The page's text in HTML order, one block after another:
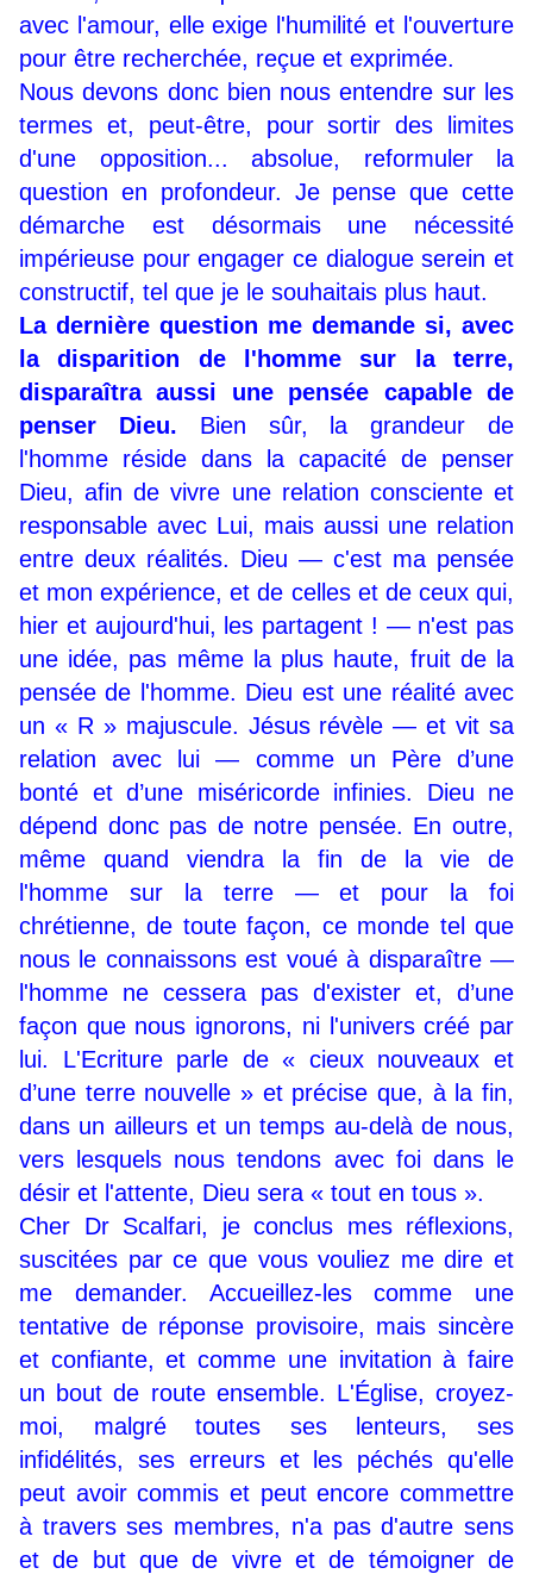
avec l'amour, elle exige l'humilité et l'ouverture
pour être recherchée, reçue et exprimée.
Nous devons donc bien nous entendre sur les
termes et, peut-être, pour sortir des limites
d'une opposition... absolue, reformuler la
question en profondeur. Je pense que cette
démarche est désormais une nécessité
impérieuse pour engager ce dialogue serein et
constructif, tel que je le souhaitais plus haut.
La dernière question me demande si, avec
la disparition de l'homme sur la terre,
disparaîtra aussi une pensée capable de
penser Dieu. Bien sûr, la grandeur de
l'homme réside dans la capacité de penser
Dieu, afin de vivre une relation consciente et
responsable avec Lui, mais aussi une relation
entre deux réalités. Dieu — c'est ma pensée
et mon expérience, et de celles et de ceux qui,
hier et aujourd'hui, les partagent ! — n'est pas
une idée, pas même la plus haute, fruit de la
pensée de l'homme. Dieu est une réalité avec
un « R » majuscule. Jésus révèle — et vit sa
relation avec lui — comme un Père d’une
bonté et d’une miséricorde infinies. Dieu ne
dépend donc pas de notre pensée. En outre,
même quand viendra la fin de la vie de
l'homme sur la terre — et pour la foi
chrétienne, de toute façon, ce monde tel que
nous le connaissons est voué à disparaître —
l'homme ne cessera pas d'exister et, d’une
façon que nous ignorons, ni l'univers créé par
lui. L'Ecriture parle de « cieux nouveaux et
d’une terre nouvelle » et précise que, à la fin,
dans un ailleurs et un temps au-delà de nous,
vers lesquels nous tendons avec foi dans le
désir et l'attente, Dieu sera « tout en tous ».
Cher Dr Scalfari, je conclus mes réflexions,
suscitées par ce que vous vouliez me dire et
me demander. Accueillez-les comme une
tentative de réponse provisoire, mais sincère
et confiante, et comme une invitation à faire
un bout de route ensemble. L'Église, croyez-
moi, malgré toutes ses lenteurs, ses
infidélités, ses erreurs et les péchés qu'elle
peut avoir commis et peut encore commettre
à travers ses membres, n'a pas d'autre sens
et de but que de vivre et de témoigner de